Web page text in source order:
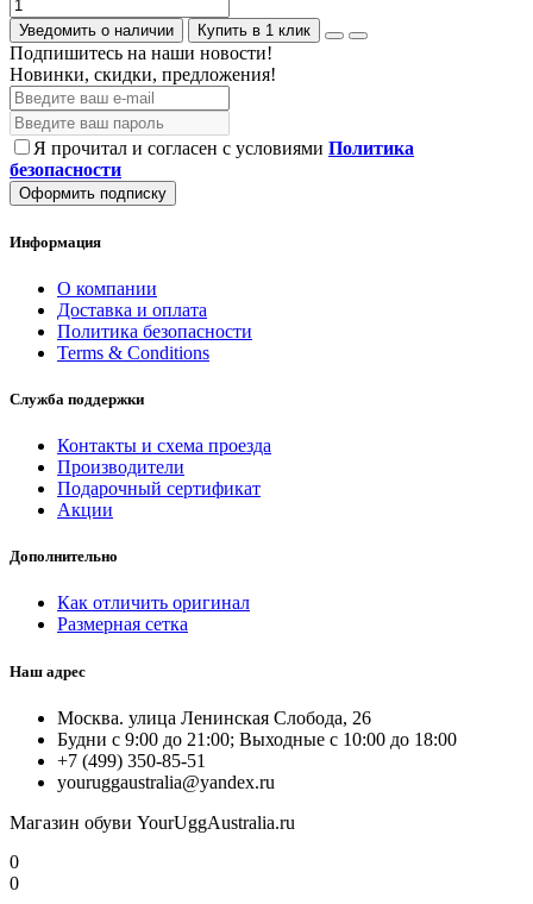
Уведомить о наличии Купить в 1 клик
Подпишитесь на наши новости!
Новинки, скидки, предложения!
Я прочитал и согласен с условиями Политика
безопасности
Оформить подписку
Информация
О компании
Доставка и оплата
Политика безопасности
Terms & Conditions
Служба поддержки
Контакты и схема проезда
Производители
Подарочный сертификат
Акции
Дополнительно
Как отличить оригинал
Размерная сетка
Наш адрес
Москва. улица Ленинская Слобода, 26
Будни с 9:00 до 21:00; Выходные с 10:00 до 18:00
+7 (499) 350-85-51
youruggaustralia@yandex.ru
Магазин обуви YourUggAustralia.ru
0
0